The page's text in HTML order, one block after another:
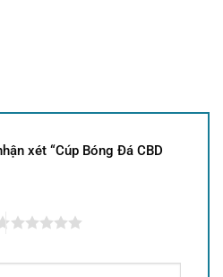
xét “Cúp Bóng Đá CBD